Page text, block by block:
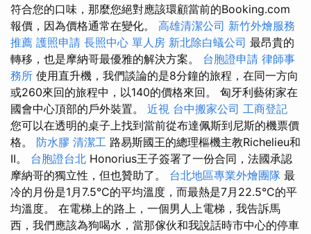
符合您的口味，那麼您絕對應該環顧當前的Booking.com
報價，因為價格通常在變化。 高雄清潔公司 新竹外燴服務
推薦 護照申請 長照中心 單人房 新北除白蟻公司 最昂貴的
轉移，也是摩納哥最優雅的解決方案。 台胞證申請 律師事
務所 使用直升機，我們談論的是8分鐘的旅程，在同一方向
或260來回的旅程中，以140的價格來回。 匈牙利藝術家在
國會中心頂部的戶外裝置。 近視 台中搬家公司 工商登記
您可以在透明的桌子上找到當前從布達佩斯到尼斯的機票價
格。 防水膠 清潔工 路易斯國王的總理樞機主教Richelieu和
II。 台胞證台北 Honorius王子簽署了一份合同，法國承認
摩納哥的獨立性，但也贊助了。 台北地區專業外燴團隊 最
冷的月份是1月7.5°C的平均溫度，而最熱是7月22.5°C的平
均溫度。 在電梯上的路上，一個男人上電梯，我告訴馬
西，我們應該為狗喝水，當那傢伙和我說話時市中心的停車